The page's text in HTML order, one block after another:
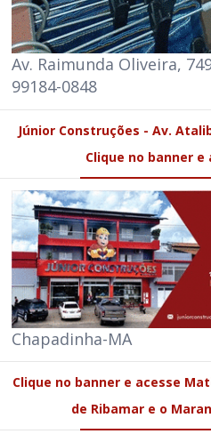
Av. Raimunda Oliveira,
99184-0848
Júnior Construções - Av.
Clique no banner e
Chapadinha-MA
Clique no banner e acesse
de Ribamar e o